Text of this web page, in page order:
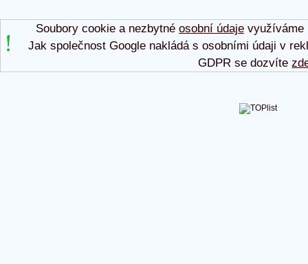
Soubory cookie a nezbytné osobní údajevyužíváme
Jak společnost Google nakládá s osobními údaji v
GDPR se dozvíte